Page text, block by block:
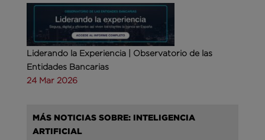
Liderando la Experiencia | Observatorio de las
Entidades Bancarias
24 Mar 2026
MÁS NOTICIAS SOBRE: INTELIGENCIA
ARTIFICIAL